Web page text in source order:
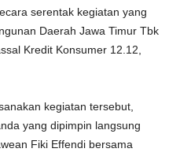
serentak kegiatan yang
Daerah Jawa Timur Tbk
Kredit Konsumer 12.12,
kegiatan tersebut,
yang dipimpin langsung
Fiki Effendi bersama